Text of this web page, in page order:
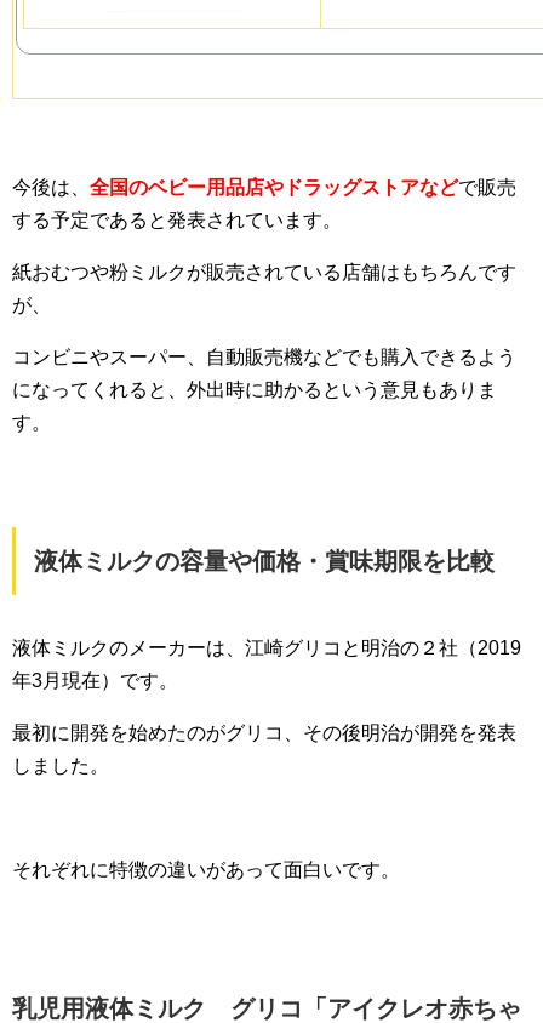
今後は、 全国のベビー用品店やドラッグストアなどで販売
する予定であると発表されています。
紙おむつや粉ミルクが販売されている店舗はもちろんです
が、
コンビニやスーパー、自動販売機などでも購入できるよう
になってくれると、外出時に助かるという意見もありま
す。
液体ミルクの容量や価格・賞味期限を比較
液体ミルクのメーカーは、江崎グリコと明治の２社（2019
年3月現在）です。
最初に開発を始めたのがグリコ、その後明治が開発を発表
しました。
それぞれに特徴の違いがあって面白いです。
乳児用液体ミルク グリコ「アイクレオ赤ちゃ